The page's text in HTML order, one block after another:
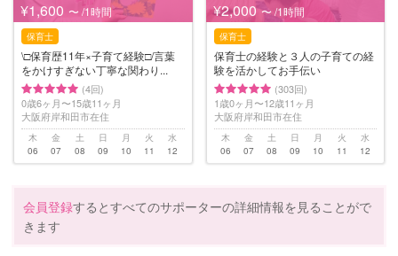
¥1,600 〜 /1時間
保育士
\□︎保育歴11年×子育て経験□︎/言葉
をかけすぎない丁寧な関わり...
(4回)
0歳6ヶ月〜15歳11ヶ月
大阪府岸和田市在住
木
06
金
07
土
08
日
09
月
10
火
11
水
12
¥2,000 〜 /1時間
保育士
保育士の経験と３人の子育ての経
験を活かしてお手伝い
(303回)
1歳0ヶ月〜12歳11ヶ月
大阪府岸和田市在住
木
06
金
07
土
08
日
09
月
10
火
11
水
12
会員登録するとすべてのサポーターの詳細情報を見ることがで
きます